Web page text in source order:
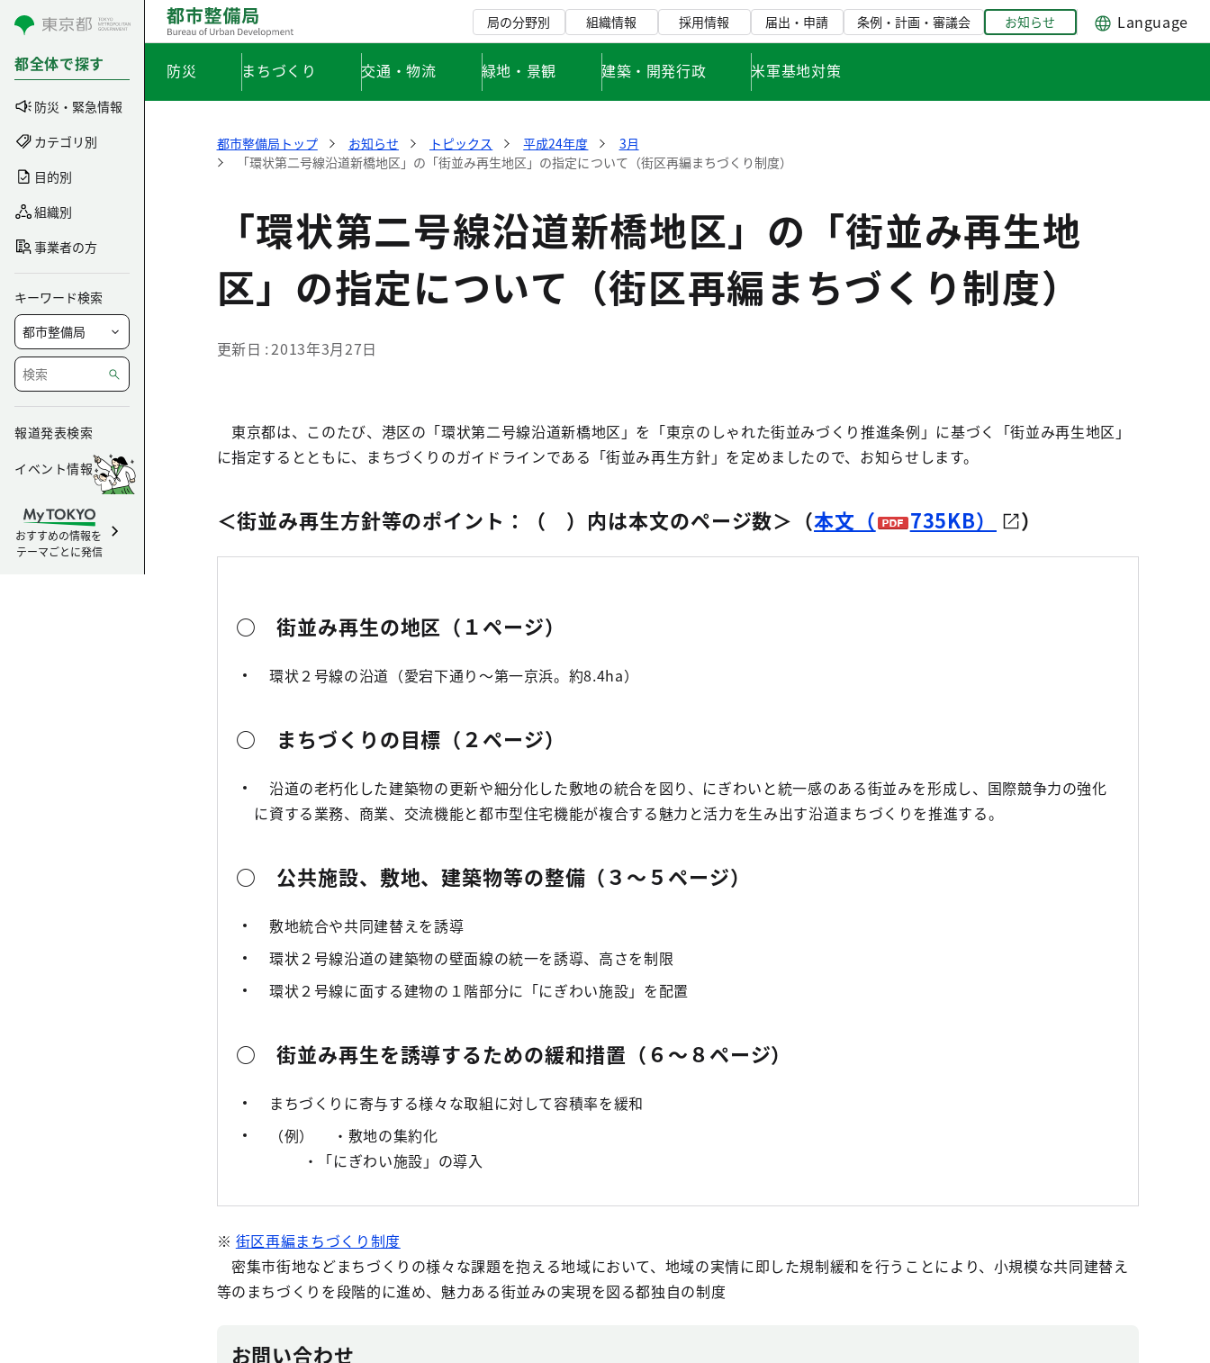
コンテンツにスキップ
都全体で探す
防災・緊急情報
カテゴリ別
目的別
組織別
事業者の方
キーワード検索
報道発表検索
イベント情報
おすすめの情報を
テーマごとに発信
局の分野別 組織情報 採用情報 届出・申請 条例・計画・審議会 お知らせ Language
防災 まちづくり 交通・物流 緑地・景観 建築・開発行政 米軍基地対策
都市整備局トップ お知らせ トピックス 平成24年度
3月
「環状第二号線沿道新橋地区」の「街並み再生地区」の指定について（街区再編まちづくり制度）
「環状第二号線沿道新橋地区」の「街並み再生地
区」の指定について（街区再編まちづくり制度）
更新日 2013年3月27日
東京都は、このたび、港区の「環状第二号線沿道新橋地区」を「東京のしゃれた街並みづくり推進条例」に基づく「街並み再生地区」
に指定するとともに、まちづくりのガイドラインである「街並み再生方針」を定めましたので、お知らせします。
＜街並み再生方針等のポイント：（ ）内は本文のページ数＞（本文（ 735KB） ）
○ 街並み再生の地区（１ページ）
環状２号線の沿道（愛宕下通り～第一京浜。約8.4ha）
○ まちづくりの目標（２ページ）
沿道の老朽化した建築物の更新や細分化した敷地の統合を図り、にぎわいと統一感のある街並みを形成し、国際競争力の強化
に資する業務、商業、交流機能と都市型住宅機能が複合する魅力と活力を生み出す沿道まちづくりを推進する。
○ 公共施設、敷地、建築物等の整備（３～５ページ）
敷地統合や共同建替えを誘導
環状２号線沿道の建築物の壁面線の統一を誘導、高さを制限
環状２号線に面する建物の１階部分に「にぎわい施設」を配置
○ 街並み再生を誘導するための緩和措置（６～８ページ）
まちづくりに寄与する様々な取組に対して容積率を緩和
（例） ・敷地の集約化
・「にぎわい施設」の導入
※ 街区再編まちづくり制度
密集市街地などまちづくりの様々な課題を抱える地域において、地域の実情に即した規制緩和を行うことにより、小規模な共同建替え
等のまちづくりを段階的に進め、魅力ある街並みの実現を図る都独自の制度
お問い合わせ